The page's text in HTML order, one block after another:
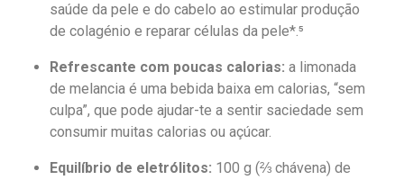
saúde da pele e do cabelo ao estimular produção
de colagénio e reparar células da pele*.⁵
Refrescante com poucas calorias: a limonada
de melancia é uma bebida baixa em calorias, “sem
culpa”, que pode ajudar-te a sentir saciedade sem
consumir muitas calorias ou açúcar.
Equilíbrio de eletrólitos: 100 g (⅔ chávena) de